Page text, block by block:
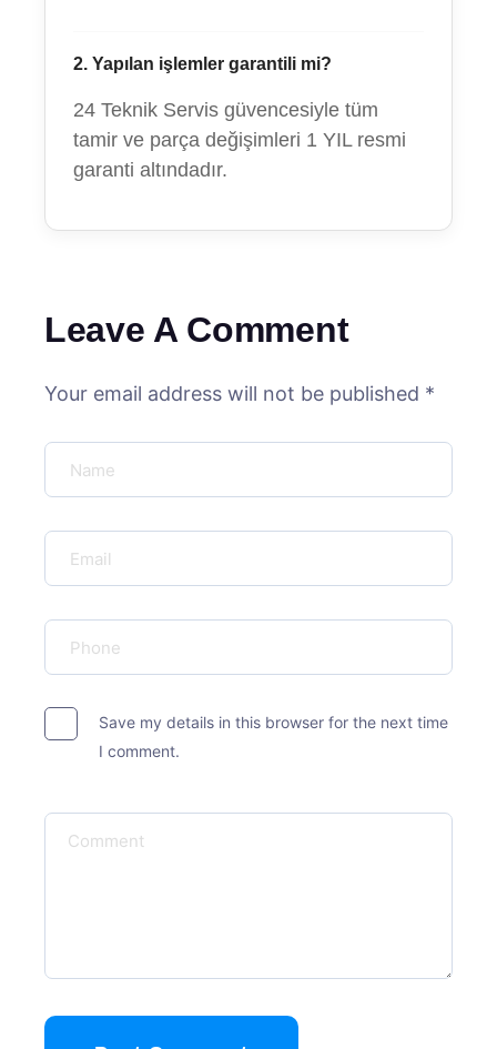
2. Yapılan işlemler garantili mi?
24 Teknik Servis güvencesiyle tüm
tamir ve parça değişimleri 1 YIL resmi
garanti altındadır.
Leave A Comment
Your email address will not be published *
Save my details in this browser for the next time
I comment.